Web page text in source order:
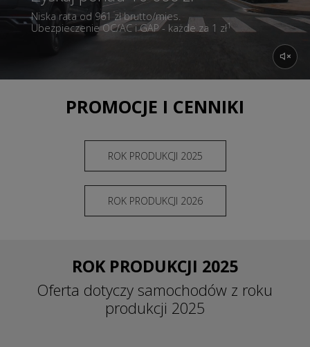
Niska rata od 961 zł brutto/mies.
Ubezpieczenie OC/AC i GAP - każde za 1 zł1
PROMOCJE I CENNIKI
ROK PRODUKCJI 2025
ROK PRODUKCJI 2026
ROK PRODUKCJI 2025
Oferta dotyczy samochodów z roku
produkcji 2025